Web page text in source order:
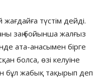
түстім дейді.
заң бойынша жалғыз
ата-анасымен бірге
болса, өзі келуіне
бұл жабық тақырып деп